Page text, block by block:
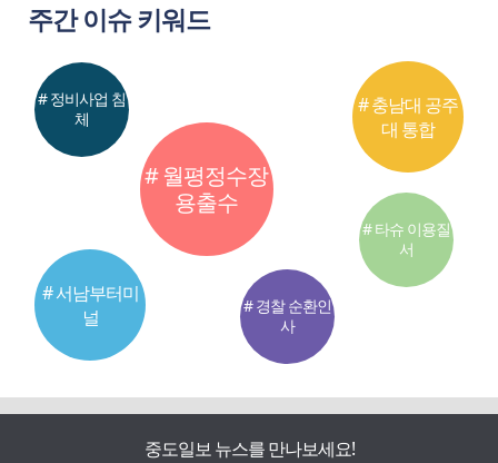
주간 이슈 키워드
# 월평정수장
용출수
# 서남부터미
널
# 충남대 공주
대 통합
# 정비사업 침
체
# 경찰 순환인
사
# 타슈 이용질
서
중도일보 뉴스를 만나보세요!